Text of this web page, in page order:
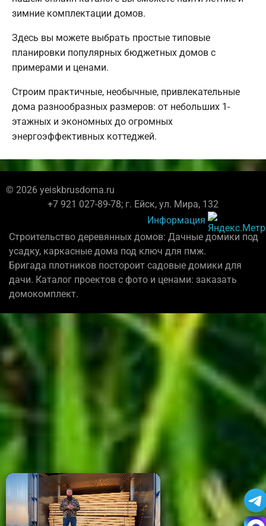
зимние комплектации домов.
Здесь вы можете выбрать простые типовые
планировки популярных бюджетных домов с
примерами и ценами.
Строим практичные, необычные, привлекательные
дома разнообразных размеров: от небольших 1-
этажных и экономных до огромных
энергоэффективных коттеджей.
© 2026 yeiskbrusdoma.ru
+7 921 027-89-78; г. Ейск, ул. Мира, 132
Информация
Строительство деревянных домов: Дачные домики под
усадку, каркасные дома под ключ для пмж.
Бригада плотников постороит садовые домики для
дачи. Каталог проектов с фото и ценами: заказать
домокомплект.